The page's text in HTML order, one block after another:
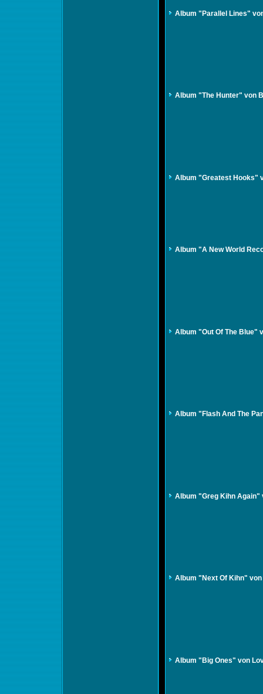
Album "Parallel Lines"
Album "The Hunter" von
Album "Greatest Hooks"
Album "A New World
Album "Out Of The Blue"
Album "Flash And The
Album "Greg Kihn Again"
Album "Next Of Kihn"
Album "Big Ones" von